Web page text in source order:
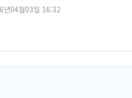
남동발전,
[인도증시] 중
년04월03일 16:32